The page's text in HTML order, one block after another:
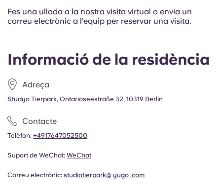
Informació de la residència
Adreça
Studyo Tierpark, Ontarioseestraße 32, 10319 Berlín
Contacte
Telèfon: +4917647052500
Suport de WeChat: WeChat
Correu electrònic: studiotierpark@ yugo .com
Fes una ullada a la nostra visita virtual o envia un
correu electrònic a l'equip per reservar una visita.